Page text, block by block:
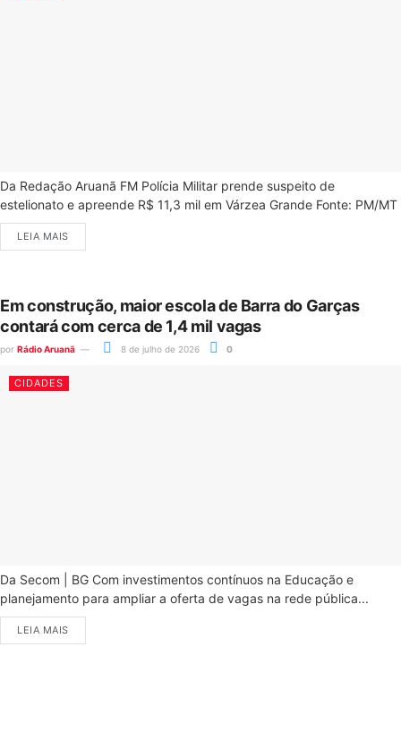
Da Redação Aruanã FM Polícia Militar prende suspeito de
estelionato e apreende R$ 11,3 mil em Várzea Grande Fonte: PM/MT
LEIA MAIS
Em construção, maior escola de Barra do Garças
contará com cerca de 1,4 mil vagas
por Rádio Aruanã 8 de julho de 2026 0
CIDADES
Da Secom | BG Com investimentos contínuos na Educação e
planejamento para ampliar a oferta de vagas na rede pública...
LEIA MAIS